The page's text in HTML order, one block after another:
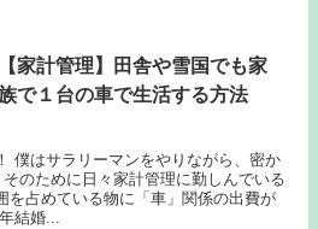
【家計管理】田舎や雪国でも家
で１台の車で生活する方法
僕はサラリーマンをやりながら、密か
のために日々家計管理に勤しんでいる
を占めている物に「車」関係の出費が
結婚...